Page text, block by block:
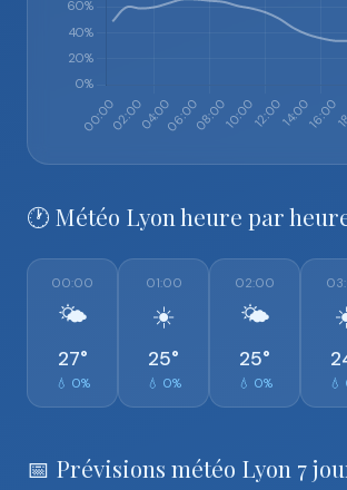
🕐 Météo Lyon heure par
00:00
🌤️
27°
💧 0%
01:00
☀️
25°
💧 0%
02:00
🌤️
25°
💧 0% 💧
📅 Prévisions météo Lyon 7